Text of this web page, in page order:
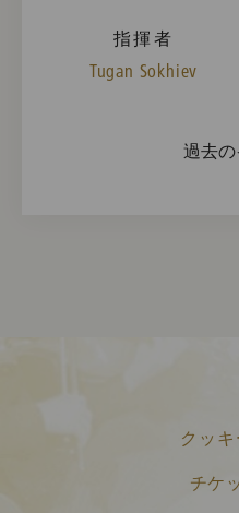
指揮者
Tugan Sokhiev
過去の
クッ
チケ